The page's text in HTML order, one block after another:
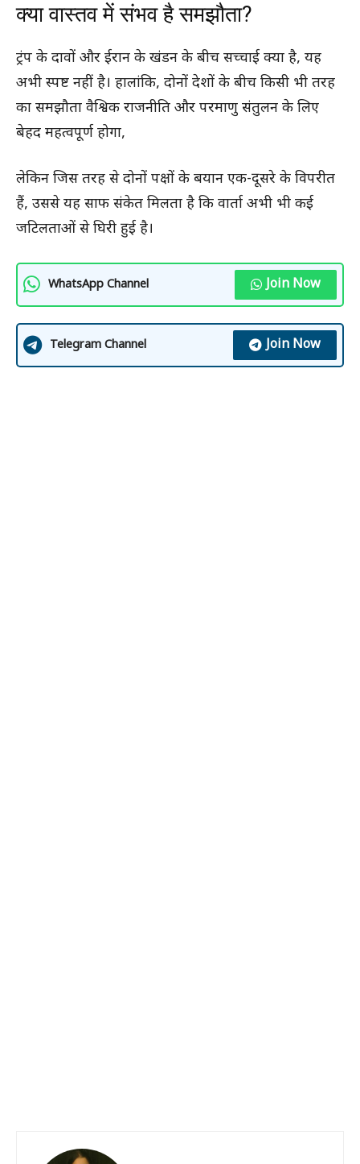
क्या वास्तव में संभव है समझौता?
ट्रंप के दावों और ईरान के खंडन के बीच सच्चाई क्या है, यह
अभी स्पष्ट नहीं है। हालांकि, दोनों देशों के बीच किसी भी तरह
का समझौता वैश्विक राजनीति और परमाणु संतुलन के लिए
बेहद महत्वपूर्ण होगा,
लेकिन जिस तरह से दोनों पक्षों के बयान एक-दूसरे के विपरीत
हैं, उससे यह साफ संकेत मिलता है कि वार्ता अभी भी कई
जटिलताओं से घिरी हुई है।
WhatsApp Channel Join Now
Telegram Channel Join Now